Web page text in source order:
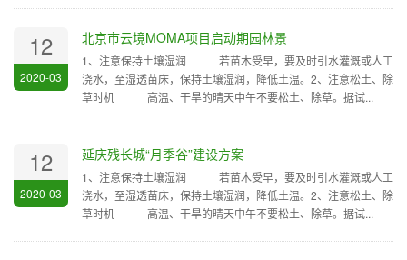
12
2020-03
北京市云境MOMA项目启动期园林景
1、注意保持土壤湿润 若苗木受早，要及时引水灌溉或人工
浇水，至湿透苗床，保持土壤湿润，降低土温。2、注意松土、除
草时机 高温、干旱的晴天中午不要松土、除草。据试...
12
2020-03
延庆残长城“月季谷”建设方案
1、注意保持土壤湿润 若苗木受早，要及时引水灌溉或人工
浇水，至湿透苗床，保持土壤湿润，降低土温。2、注意松土、除
草时机 高温、干旱的晴天中午不要松土、除草。据试...